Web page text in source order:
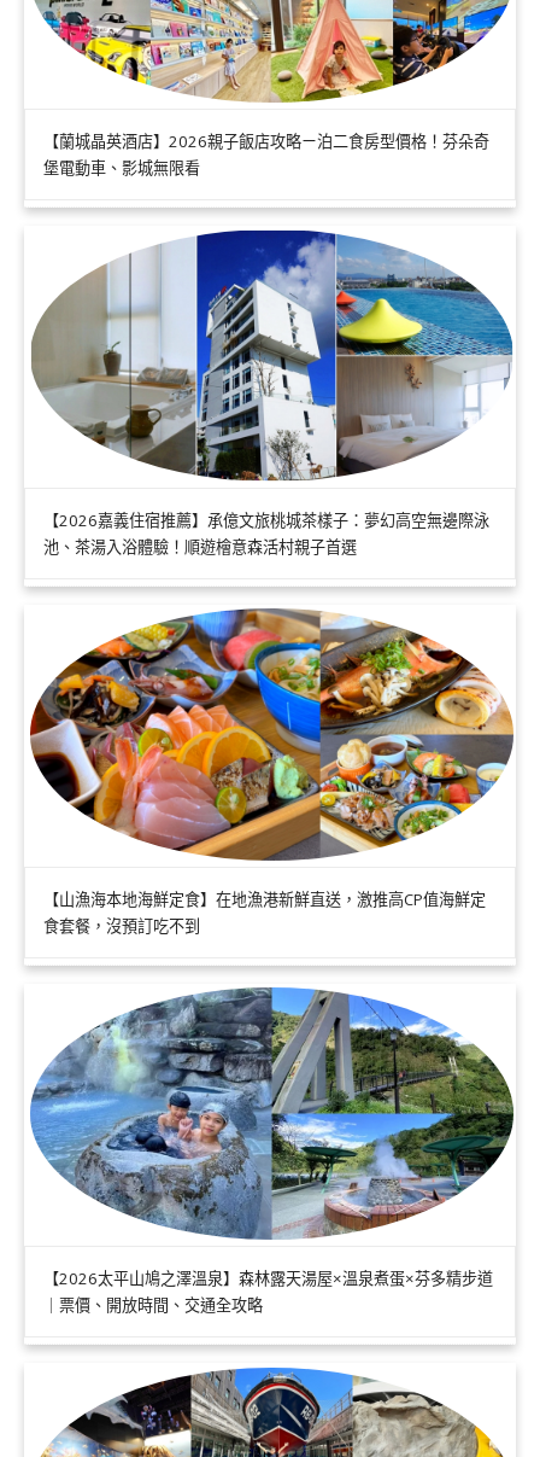
【蘭城晶英酒店】2026親子飯店攻略ㄧ泊二食房型價格！芬朵奇
堡電動車、影城無限看
【2026嘉義住宿推薦】承億文旅桃城茶樣子：夢幻高空無邊際泳
池、茶湯入浴體驗！順遊檜意森活村親子首選
【山漁海本地海鮮定食】在地漁港新鮮直送，激推高CP值海鮮定
食套餐，沒預訂吃不到
【2026太平山鳩之澤溫泉】森林露天湯屋×溫泉煮蛋×芬多精步道
｜票價、開放時間、交通全攻略